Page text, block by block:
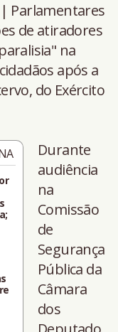
| Parlamentares
de atiradores
na
após a
do Exército
Durante
audiência
na
Comissão
de
Segurança
Pública da
Câmara
dos